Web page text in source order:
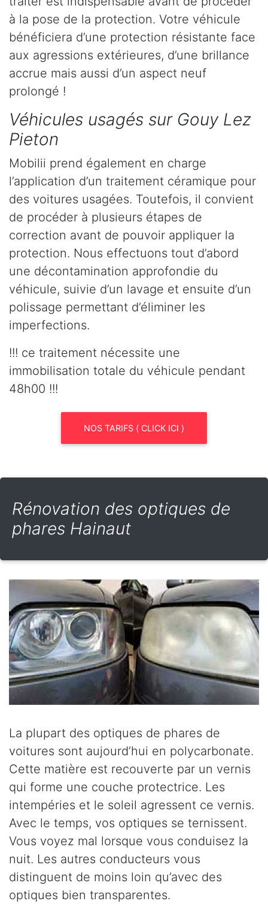
à la pose de la protection. Votre véhicule
bénéficiera d’une protection résistante face
aux agressions extérieures, d’une brillance
accrue mais aussi d’un aspect neuf
prolongé !
Véhicules usagés sur Gouy Lez
Pieton
Mobilii prend également en charge
l’application d’un traitement céramique pour
des voitures usagées. Toutefois, il convient
de procéder à plusieurs étapes de
correction avant de pouvoir appliquer la
protection. Nous effectuons tout d’abord
une décontamination approfondie du
véhicule, suivie d’un lavage et ensuite d’un
polissage permettant d’éliminer les
imperfections.
!!! ce traitement nécessite une
immobilisation totale du véhicule pendant
48h00 !!!
NOS TARIFS ( CLICK ICI )
Rénovation des optiques de
phares Hainaut
La plupart des optiques de phares de
voitures sont aujourd’hui en polycarbonate.
Cette matière est recouverte par un vernis
qui forme une couche protectrice. Les
intempéries et le soleil agressent ce vernis.
Avec le temps, vos optiques se ternissent.
Vous voyez mal lorsque vous conduisez la
nuit. Les autres conducteurs vous
distinguent de moins loin qu’avec des
optiques bien transparentes.